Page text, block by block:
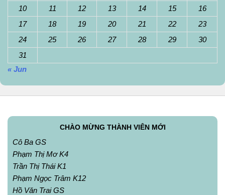
10
11 12 13 14 15
16
17
18 19 20 21 22
23
24
25 26 27 28 29
30
31
« Jun
CHÀO MỪNG THÀNH VIÊN MỚI
Cô Ba GS
Phạm Thị Mơ K4
Trần Thị Thái K1
Phạm Ngọc Trâm K12
Hồ Văn Trai GS